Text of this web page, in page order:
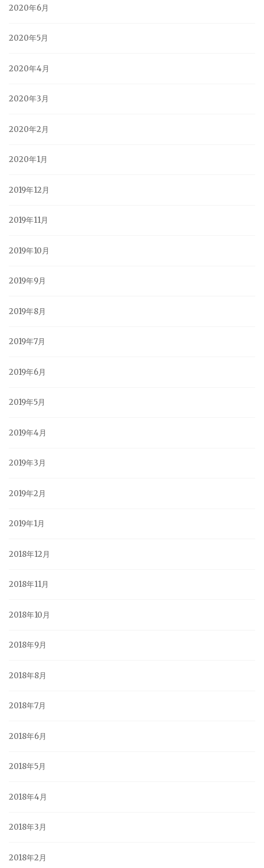
2020年6月
2020年5月
2020年4月
2020年3月
2020年2月
2020年1月
2019年12月
2019年11月
2019年10月
2019年9月
2019年8月
2019年7月
2019年6月
2019年5月
2019年4月
2019年3月
2019年2月
2019年1月
2018年12月
2018年11月
2018年10月
2018年9月
2018年8月
2018年7月
2018年6月
2018年5月
2018年4月
2018年3月
2018年2月